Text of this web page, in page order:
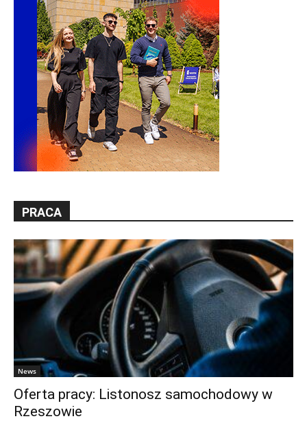
PRACA
News
Oferta pracy: Listonosz samochodowy w
Rzeszowie